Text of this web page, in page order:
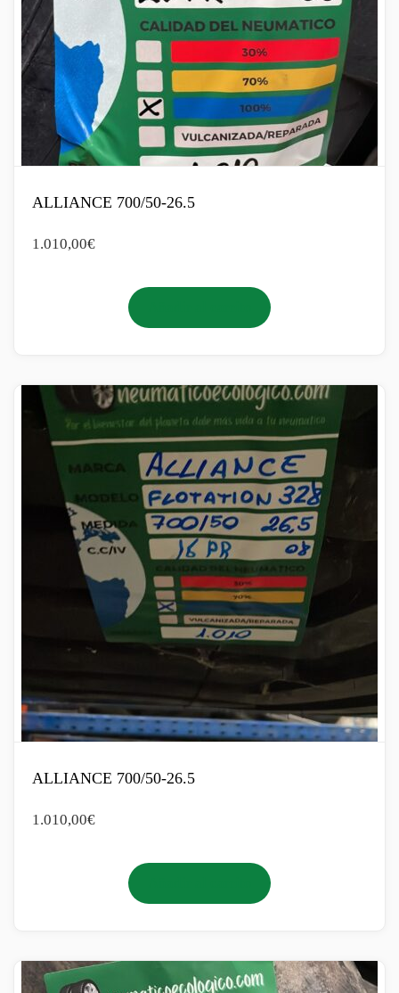
ALLIANCE 700/50-26.5
1.010,00€
ALLIANCE 700/50-26.5
1.010,00€